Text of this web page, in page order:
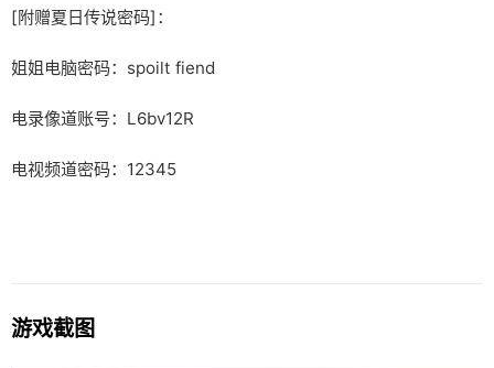
[附赠夏日传说密码]：
姐姐电脑密码：spoilt fiend
电录像道账号：L6bv12R
电视频道密码：12345
游戏截图